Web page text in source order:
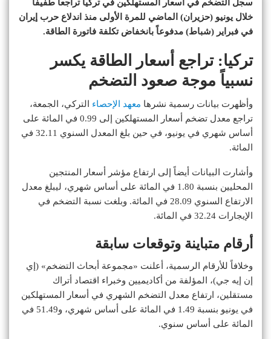
سجل التضخم في أسعار المستهلكين في تركيا تراجعاً طفيفاً
خلال يونيو (حزيران) الماضي للمرة الأولى منذ اندلاع حرب إيران
في فبراير (شباط) مدفوعاً بانخفاض تكلفة فاتورة الطاقة.
تركيا: تراجع أسعار الطاقة يكسر
نسبياً موجة صعود التضخم
وأظهرت بيانات رسمية نشرها معهد الإحصاء التركي، الجمعة،
تراجع معدل تضخم أسعار المستهلكين إلى 0.99 في المائة على
‌أساس شهري ‌في ​يونيو، في حين بلغ المعدل ⁠السنوي 32.11 في
المائة.
وأشارت البيانات ⁠أيضاً إلى ارتفاع مؤشر أسعار المنتجين
المحليين بنسبة 1.80 في المائة على أساس شهري، ليبلغ معدل
الارتفاع السنوي 28.09 في المائة. وبلغت نسبة التضخم في
الإيجارات 32.24 في المائة.
أرقام متباينة وتوقعات سابقة
وخلافاً للأرقام الرسمية، أعلنت «مجموعة أبحاث التضخم» (إي
إن إيه جي)، المؤلفة من أكاديميين وخبراء اقتصاد أتراك
مستقلين، ارتفاع معدل التضخم الشهري في أسعار المستهلكين
في يونيو بنسبة 1.49 في المائة على أساس شهري، و51.49 في
المائة على أساس سنوي.